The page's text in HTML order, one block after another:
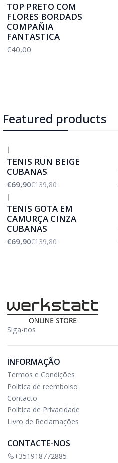
TOP PRETO COM
FLORES BORDADS
COMPAÑIA
FANTASTICA
€40,00
Featured products
|
TENIS RUN BEIGE
CUBANAS
€69,90€139,80
|
TENIS GOTA EM
CAMURÇA CINZA
CUBANAS
€69,90€139,80
Siga-nos
INFORMAÇÃO
Termos e Condições
Politica de reembolso
Contacto
Política de Privacidade
Livro de Reclamações
CONTACTE-NOS
+351918772885